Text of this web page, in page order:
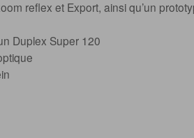
reflex et Export, ainsi qu’un
Duplex Super 120